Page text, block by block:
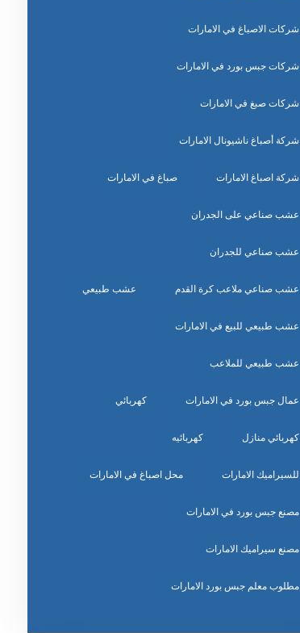
شركات الاصباغ في الامارات
شركات جبس بورد في الامارات
شركات صبغ في الامارات
شركة أصباغ ناشيونال الامارات
شركة اصباغ الامارات صباغ في الامارات
عشب صناعي على الجدران
عشب صناعي للجدران
عشب صناعي ملاعب كرة القدم عشب طبيعي
عشب طبيعي للبيع في الامارات
عشب طبيعي للملاعب
عمال جبس بورد في الامارات كهربائي
كهربائي منازل كهربائيه
للسيراميك الامارات محل اصباغ في الامارات
مصنع جبس بورد في الامارات
مصنع سيراميك الامارات
مطلوب معلم جبس بورد الامارات